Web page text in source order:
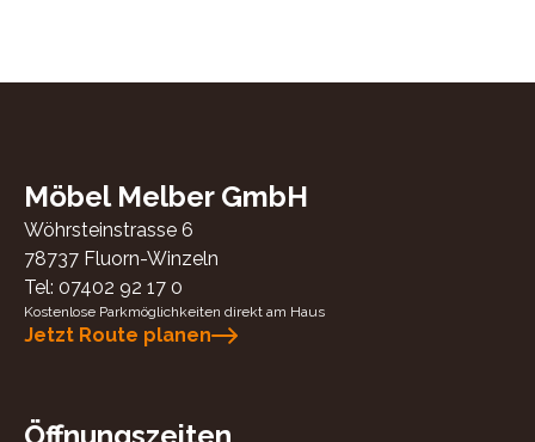
Möbel Melber GmbH
Wöhrsteinstrasse 6
78737 Fluorn-Winzeln
Tel: 07402 92 17 0
Kostenlose Parkmöglichkeiten direkt am Haus
Jetzt Route planen